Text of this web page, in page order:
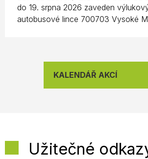
do 19. srpna 2026 zaveden
autobusové lince 700703 Vysoké
KALENDÁŘ AKCÍ
Užitečné